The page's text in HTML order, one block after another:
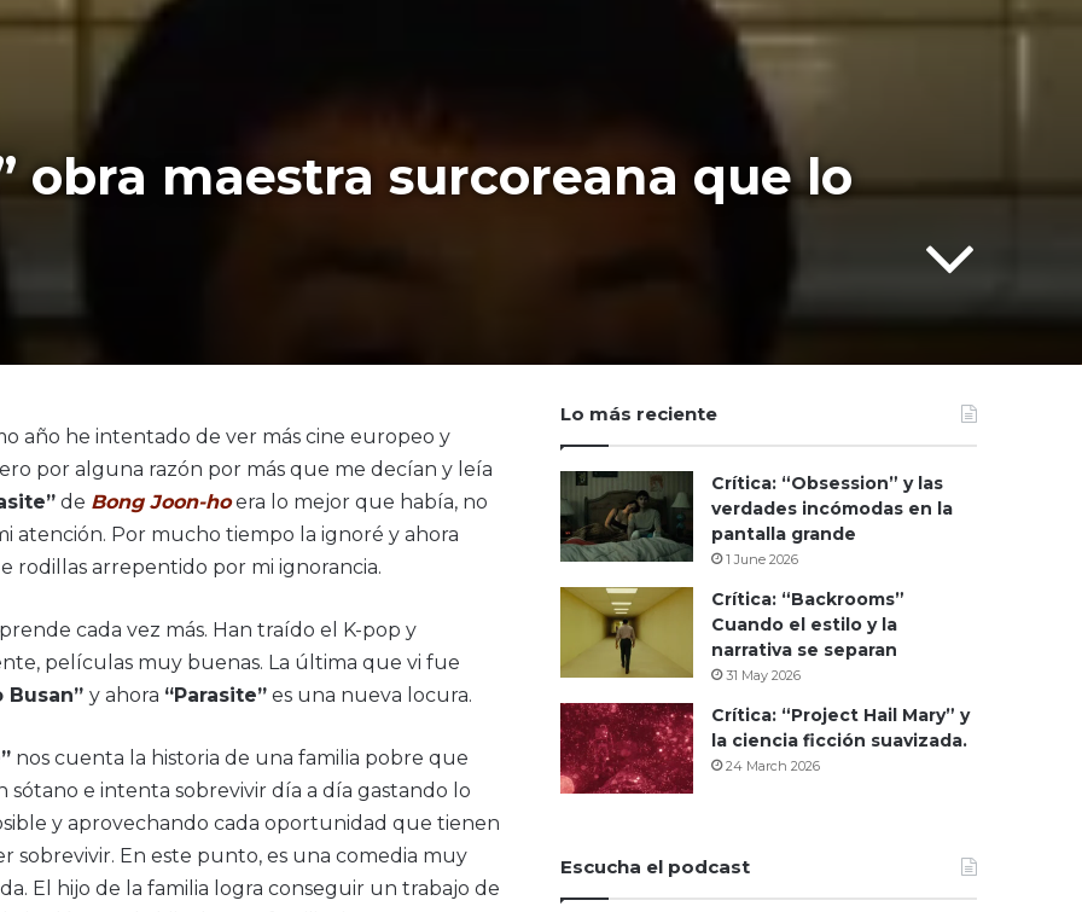
obra maestra surcoreana que lo
año he intentado de ver más cine europeo y
por alguna razón por más que me decían y leía
de Bong Joon-hoera lo mejor que había, no
atención. Por mucho tiempo la ignoré y ahora
rodillas arrepentido por mi ignorancia.
cada vez más. Han traído el K-pop y
películas muy buenas. La última que vi fue
Busan” y ahora “Parasite” es una nueva locura.
nos cuenta la historia de una familia pobre que
sótano e intenta sobrevivir día a día gastando lo
y aprovechando cada oportunidad que tienen
sobrevivir. En este punto, es una comedia muy
El hijo de la familia logra conseguir un trabajo de
Lo más reciente
Crítica: “Obsession” y las
verdades incómodas en la
pantalla grande
1 June 2026
Crítica: “Backrooms”
Cuando el estilo y la
narrativa se separan
31 May 2026
Crítica: “Project Hail Mary” y
la ciencia ficción suavizada.
24 March 2026
Escucha el podcast